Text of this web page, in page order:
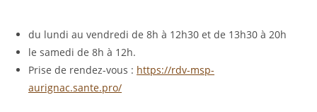
du lundi au vendredi de 8h à 12h30 et de 13h30 à 20h
le samedi de 8h à 12h.
Prise de rendez-vous : https://rdv-msp-
aurignac.sante.pro/